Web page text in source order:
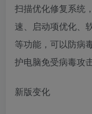
扫描优化修复系统
速、启动项优化、
等功能，可以防病
护电脑免受病毒攻击
新版变化